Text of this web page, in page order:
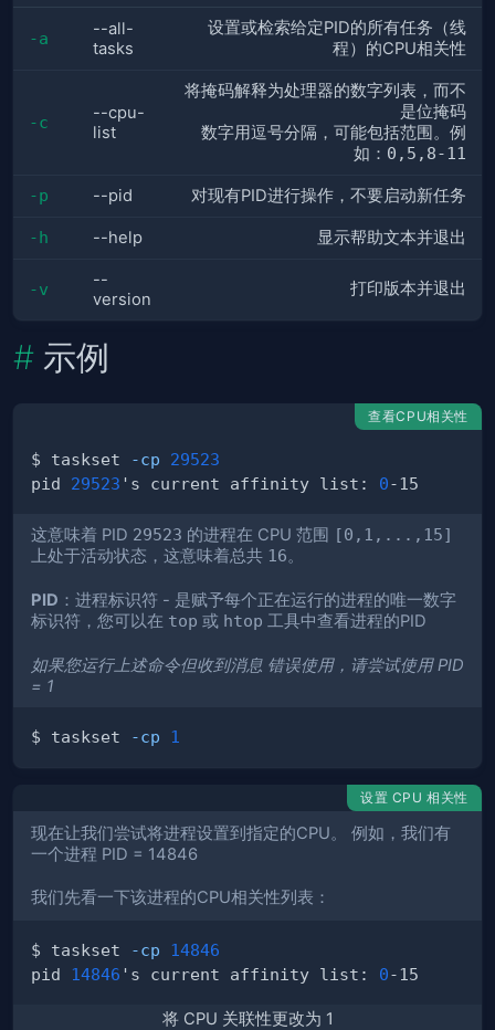
-a
--all-
tasks
设置或检索给定PID的所有任务（线
程）的CPU相关性
-c
--cpu-
list
将掩码解释为处理器的数字列表，而不
是位掩码
数字用逗号分隔，可能包括范围。例
如： 0,5,8-11
-p --pid 对现有PID进行操作，不要启动新任务
-h --help 显示帮助文本并退出
-v
--
version
打印版本并退出
示例
查看CPU相关性
$ taskset -cp
29523
pid 29523 's current affinity list: 0
这意味着 PID 29523 的进程在 CPU 范围 [0,1,...,15]
上处于活动状态，这意味着总共 16。
PID ：进程标识符 - 是赋予每个正在运行的进程的唯一数字
标识符，您可以在 top 或 htop 工具中查看进程的PID
如果您运行上述命令但收到消息 错误使用，请尝试使用 PID
= 1
$ taskset -cp 1
设置 CPU 相关性
现在让我们尝试将进程设置到指定的CPU。 例如，我们有
一个进程 PID = 14846
我们先看一下该进程的CPU相关性列表：
$ taskset -cp
14846
pid 14846 's current affinity list: 0
将 CPU 关联性更改为 1